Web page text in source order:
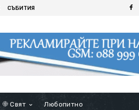
СЪБИТИЯ
Свят Любопитно